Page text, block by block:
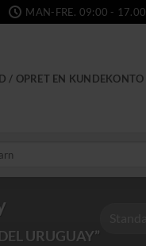
MAN-FRE. 09:00 - 17.00
/ OPRET EN KUNDEKONTO
URUGUAY”